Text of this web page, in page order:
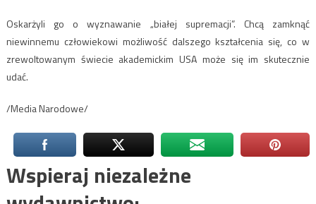
Oskarżyli go o wyznawanie „białej supremacji”. Chcą zamknąć
niewinnemu człowiekowi możliwość dalszego kształcenia się, co w
zrewoltowanym świecie akademickim USA może się im skutecznie
udać.
/Media Narodowe/
Wspieraj niezależne